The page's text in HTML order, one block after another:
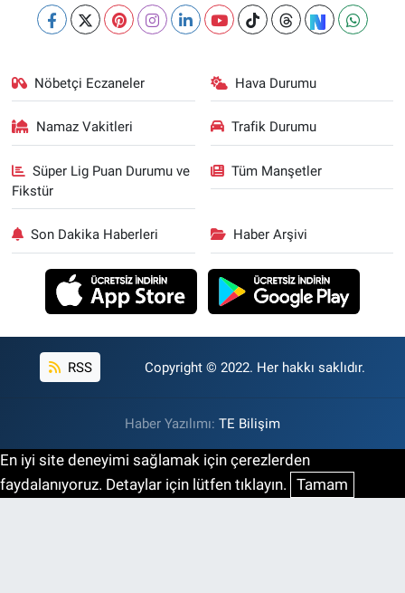
Nöbetçi Eczaneler Hava Durumu
Namaz Vakitleri Trafik Durumu
Süper Lig Puan Durumu ve
Fikstür
Tüm Manşetler
Son Dakika Haberleri Haber Arşivi
RSS Copyright © 2022. Her hakkı saklıdır.
Haber Yazılımı: TE Bilişim
En iyi site deneyimi sağlamak için çerezlerden
faydalanıyoruz. Detaylar için lütfen tıklayın. Tamam